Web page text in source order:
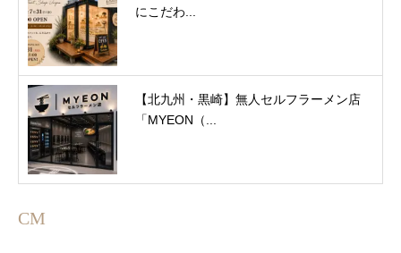
にこだわ...
【北九州・黒崎】無人セルフラーメン店
「MYEON（...
CM